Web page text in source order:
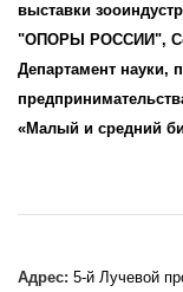
выставки
"ОПОРЫ РОССИИ",
Департамент науки,
«Малый и средний
Адрес: 5-й Лучевой